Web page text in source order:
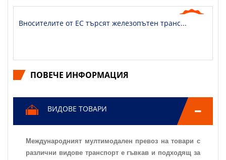
Вносителите от ЕС търсят железопътен транс...
ПОВЕЧЕ ИНФОРМАЦИЯ
ВИДОВЕ ТОВАРИ
Международният мултимодален превоз на товари с
различни видове транспорт е гъвкав и подходящ за